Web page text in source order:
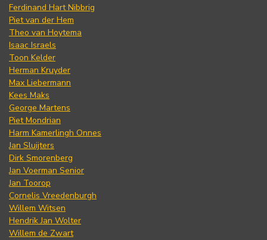
Ferdinand Hart Nibbrig
Piet van der Hem
Theo van Hoytema
Isaac Israels
Toon Kelder
Herman Kruyder
Max Liebermann
Kees Maks
George Martens
Piet Mondrian
Harm Kamerlingh Onnes
Jan Sluijters
Dirk Smorenberg
Jan Voerman Senior
Jan Toorop
Cornelis Vreedenburgh
Willem Witsen
Hendrik Jan Wolter
Willem de Zwart